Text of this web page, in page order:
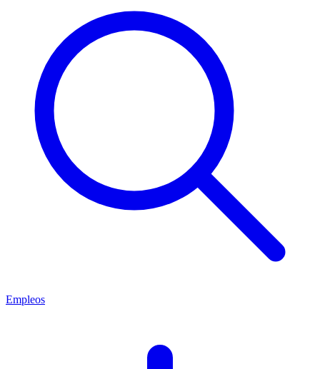
Empleos